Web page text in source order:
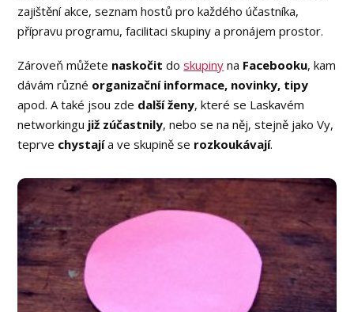
zajištění akce, seznam hostů pro každého účastníka,
přípravu programu, facilitaci skupiny a pronájem prostor.
Zároveň můžete naskočit doskupiny na Facebooku, kam
dávám různé organizační informace, novinky, tipy
apod. A také jsou zde další ženy, které se Laskavém
networkingu již zúčastnily, nebo se na něj, stejně jako Vy,
teprve chystajía ve skupině se rozkoukávají.